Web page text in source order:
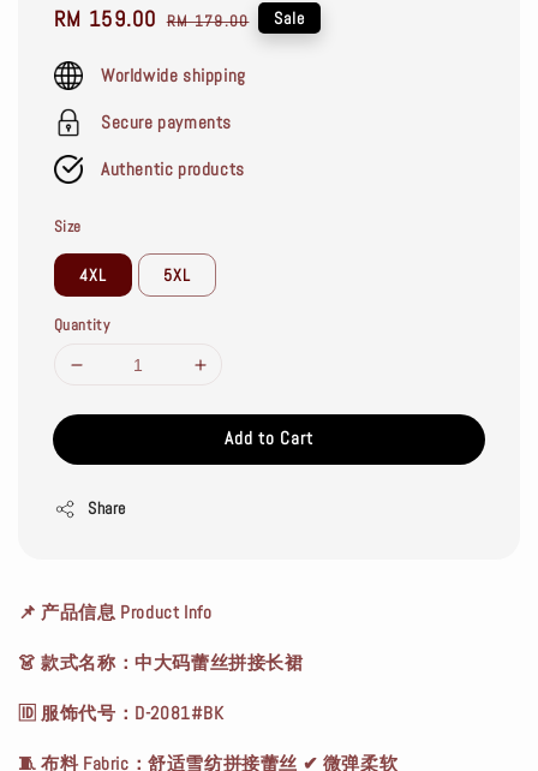
Sale
RM 159.00 Regular
RM 179.00 Sale
Worldwide shipping
Secure payments
Authentic products
Size
4XL 5XL
Quantity
Add to Cart
Share
📌 产品信息 Product Info
👗 款式名称：中大码蕾丝拼接长裙
🆔 服饰代号：D-2081#BK
🧵 布料 Fabric：舒适雪纺拼接蕾丝 ✔ 微弹柔软